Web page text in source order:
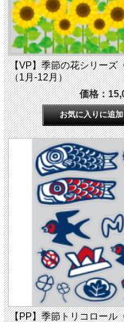
【VP】季節の花シリーズ
（1月-12月）
価格：
【PP】季節トリコロール